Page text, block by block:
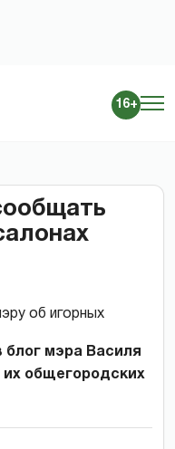
16+
мэра Василя
общегородских